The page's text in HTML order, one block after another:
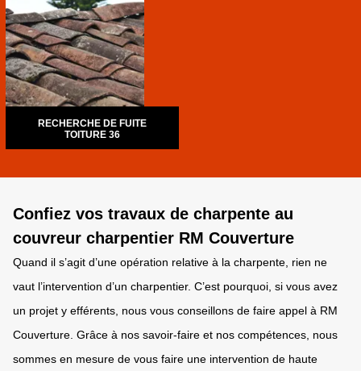
RECHERCHE DE FUITE
TOITURE 36
Confiez vos travaux de charpente au
couvreur charpentier RM Couverture
Quand il s’agit d’une opération relative à la charpente, rien ne
vaut l’intervention d’un charpentier. C’est pourquoi, si vous avez
un projet y efférents, nous vous conseillons de faire appel à RM
Couverture. Grâce à nos savoir-faire et nos compétences, nous
sommes en mesure de vous faire une intervention de haute